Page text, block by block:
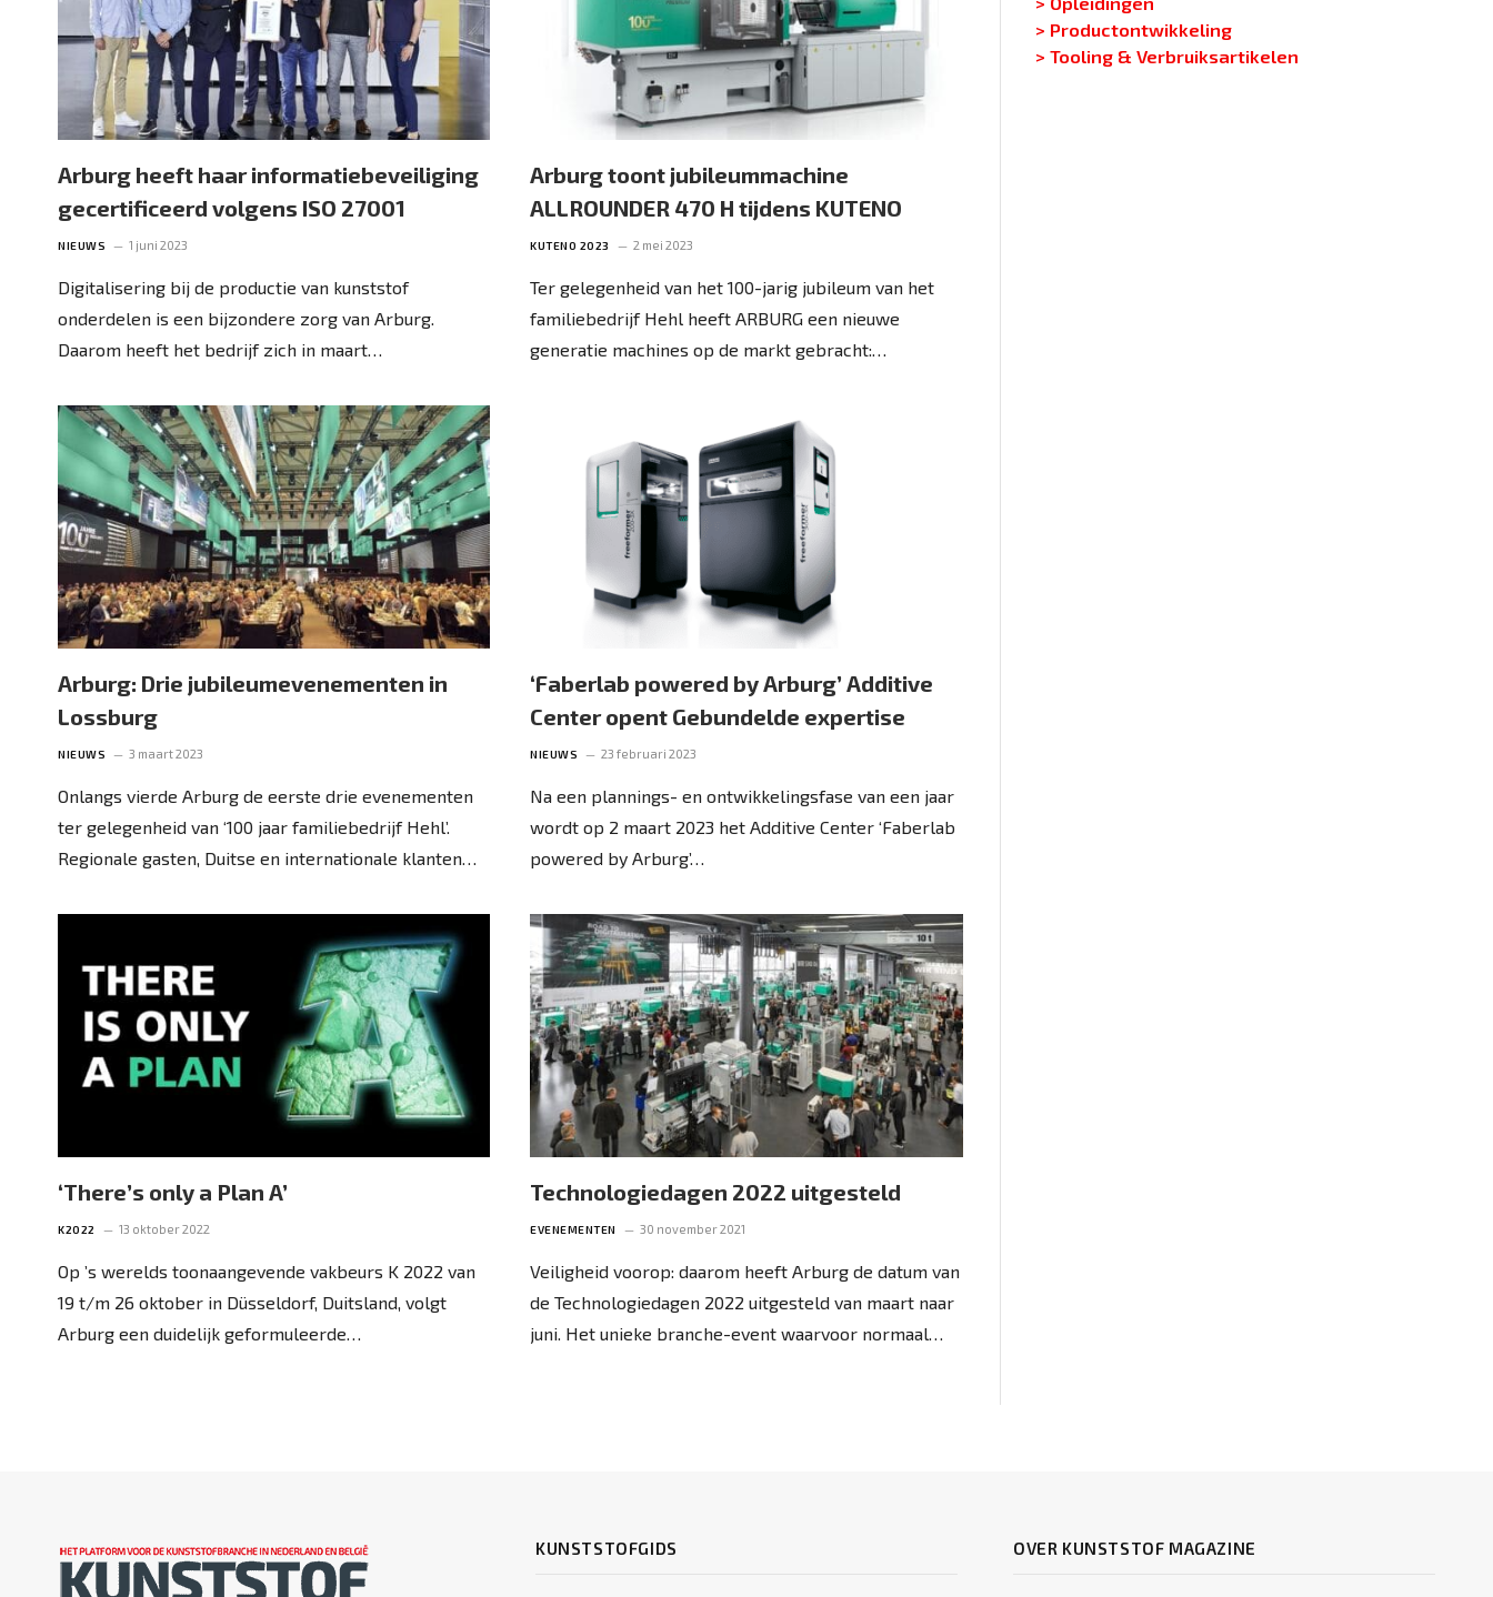
Arburg heeft haar informatiebeveiliging
gecertificeerd volgens ISO 27001
NIEUWS 1 juni 2023
Digitalisering bij de productie van kunststof
onderdelen is een bijzondere zorg van Arburg.
Daarom heeft het bedrijf zich in maart…
Arburg toont jubileummachine
ALLROUNDER 470 H tijdens KUTENO
KUTENO 2023 2 mei 2023
Ter gelegenheid van het 100-jarig jubileum van het
familiebedrijf Hehl heeft ARBURG een nieuwe
generatie machines op de markt gebracht:…
Arburg: Drie jubileumevenementen in
Lossburg
NIEUWS 3 maart 2023
Onlangs vierde Arburg de eerste drie evenementen
ter gelegenheid van ‘100 jaar familiebedrijf Hehl’.
Regionale gasten, Duitse en internationale klanten…
‘Faberlab powered by Arburg’ Additive
Center opent Gebundelde expertise
NIEUWS 23 februari 2023
Na een plannings- en ontwikkelingsfase van een jaar
wordt op 2 maart 2023 het Additive Center ‘Faberlab
powered by Arburg’…
‘There’s only a Plan A’
K2022 13 oktober 2022
Op ’s werelds toonaangevende vakbeurs K 2022 van
19 t/m 26 oktober in Düsseldorf, Duitsland, volgt
Arburg een duidelijk geformuleerde…
Technologiedagen 2022 uitgesteld
EVENEMENTEN 30 november 2021
Veiligheid voorop: daarom heeft Arburg de datum van
de Technologiedagen 2022 uitgesteld van maart naar
juni. Het unieke branche-event waarvoor normaal…
> Productontwikkeling
> Tooling & Verbruiksartikelen
KUNSTSTOFGIDS OVER KUNSTSTOF MAGAZINE